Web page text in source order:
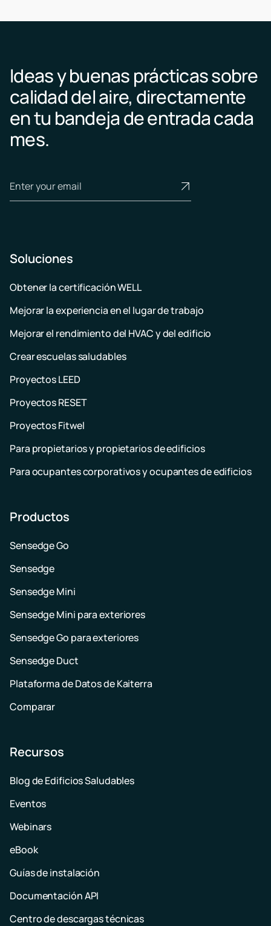
Ideas y buenas prácticas sobre
calidad del aire, directamente
en tu bandeja de entrada cada
mes.
Soluciones
Obtener la certificación WELL
Mejorar la experiencia en el lugar de trabajo
Mejorar el rendimiento del HVAC y del edificio
Crear escuelas saludables
Proyectos LEED
Proyectos RESET
Proyectos Fitwel
Para propietarios y propietarios de edificios
Para ocupantes corporativos y ocupantes de edificios
Productos
Sensedge Go
Sensedge
Sensedge Mini
Sensedge Mini para exteriores
Sensedge Go para exteriores
Sensedge Duct
Plataforma de Datos de Kaiterra
Comparar
Recursos
Blog de Edificios Saludables
Eventos
Webinars
eBook
Guías de instalación
Documentación API
Centro de descargas técnicas